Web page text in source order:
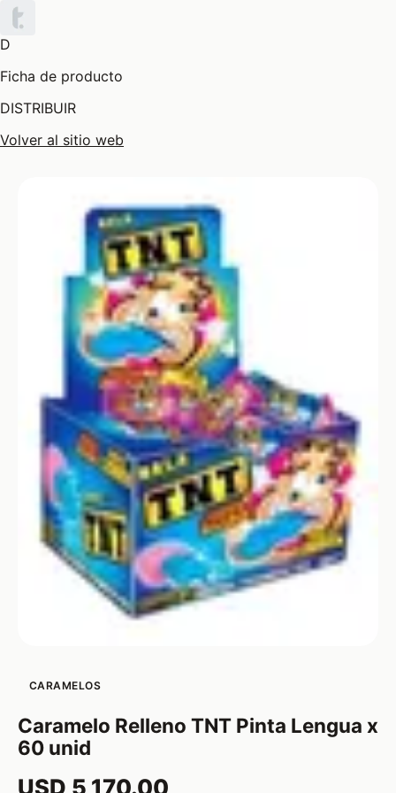
D
Ficha de producto
DISTRIBUIR
Volver al sitio web
CARAMELOS
Caramelo Relleno TNT Pinta Lengua x
60 unid
USD 5,170.00